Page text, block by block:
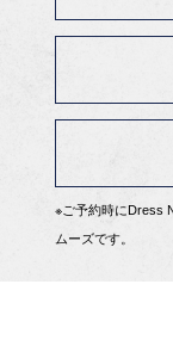
※ご予約時にDress
ムーズです。